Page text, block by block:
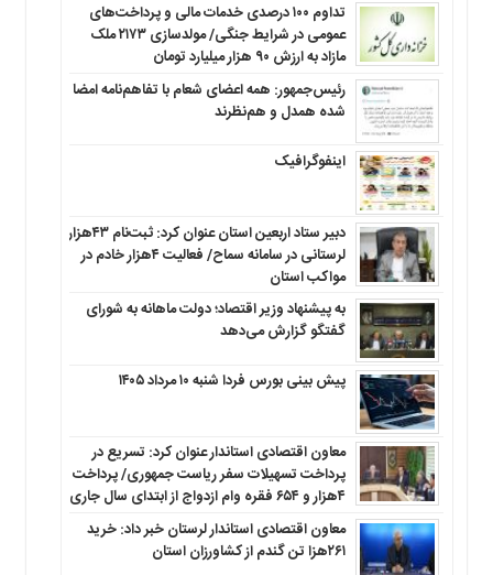
تداوم ۱۰۰ درصدی خدمات مالی و پرداخت‌های
عمومی در شرایط جنگی/ مولدسازی ۲۱۷۳ ملک
مازاد به ارزش ۹۰ هزار میلیارد تومان
رئیس‌جمهور: همه اعضای شعام با تفاهم‌نامه امضا
شده همدل و هم‌نظرند
اینفوگرافیک
دبیر ستاد اربعین استان عنوان کرد: ثبت‌نام ۴۳هزار
لرستانی در سامانه سماح/ فعالیت ۴هزار خادم در
مواکب استان
به پیشنهاد وزیر اقتصاد؛ دولت ماهانه به شورای
گفتگو گزارش می‌دهد
پیش بینی بورس فردا شنبه ۱۰ مرداد ۱۴۰۵
معاون اقتصادی استاندار عنوان کرد: تسریع در
پرداخت تسهیلات سفر ریاست جمهوری/ پرداخت
۴هزار و ۶۵۴ فقره وام ازدواج از ابتدای سال جاری
معاون اقتصادی استاندار لرستان خبر داد: خرید
۲۶۱هزا تن گندم از کشاورزان استان